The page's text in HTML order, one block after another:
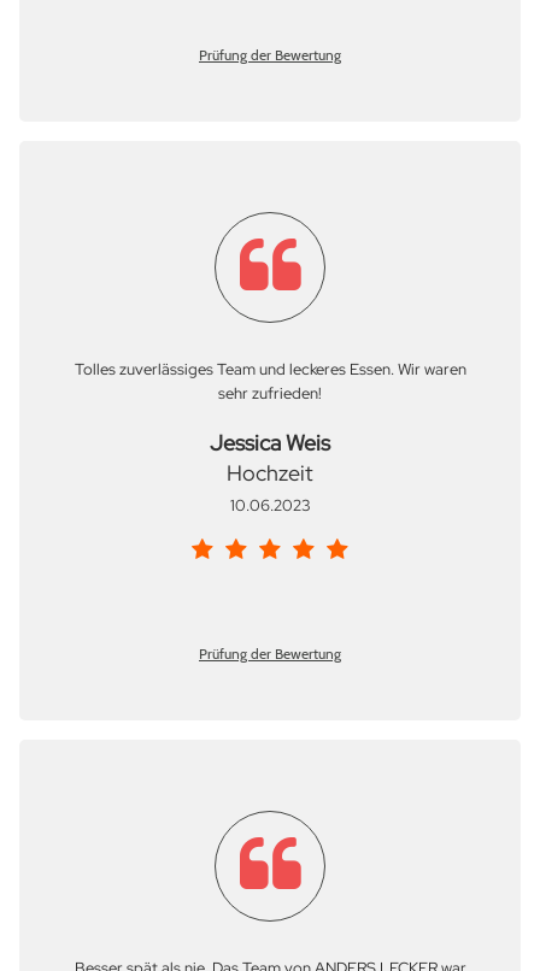
Prüfung der Bewertung
Tolles zuverlässiges Team und leckeres Essen. Wir waren
sehr zufrieden!
Jessica Weis
Hochzeit
10.06.2023
Prüfung der Bewertung